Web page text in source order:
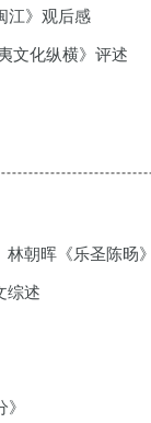
江》观后感
文化纵横》评述
朝晖《乐圣陈旸
综述